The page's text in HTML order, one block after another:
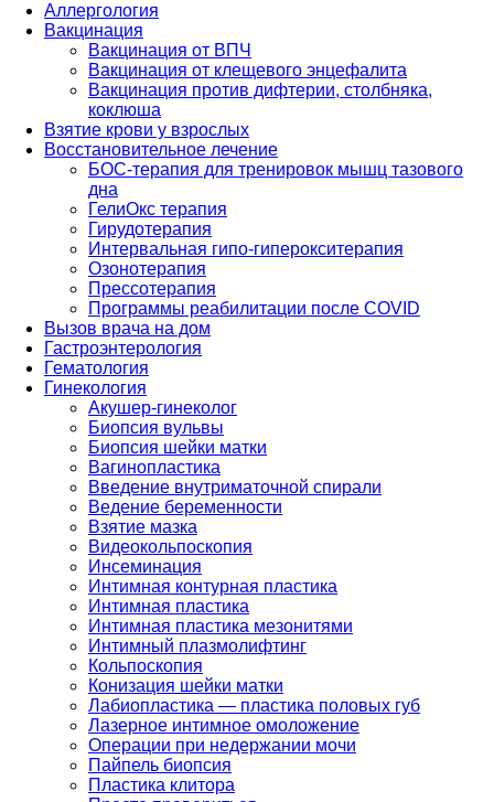
Аллергология
Вакцинация
Вакцинация от ВПЧ
Вакцинация от клещевого энцефалита
Вакцинация против дифтерии, столбняка,
коклюша
Взятие крови у взрослых
Восстановительное лечение
БОС-терапия для тренировок мышц тазового
дна
ГелиОкс терапия
Гирудотерапия
Интервальная гипо-гиперокситерапия
Озонотерапия
Прессотерапия
Программы реабилитации после СOVID
Вызов врача на дом
Гастроэнтерология
Гематология
Гинекология
Акушер-гинеколог
Биопсия вульвы
Биопсия шейки матки
Вагинопластика
Введение внутриматочной спирали
Ведение беременности
Взятие мазка
Видеокольпоскопия
Инсеминация
Интимная контурная пластика
Интимная пластика
Интимная пластика мезонитями
Интимный плазмолифтинг
Кольпоскопия
Конизация шейки матки
Лабиопластика — пластика половых губ
Лазерное интимное омоложение
Операции при недержании мочи
Пайпель биопсия
Пластика клитора